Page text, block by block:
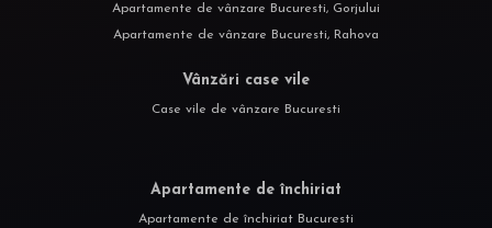
Apartamente de vânzare Bucuresti, Gorjului
Apartamente de vânzare Bucuresti, Rahova
Vânzări case vile
Case vile de vânzare Bucuresti
Apartamente de închiriat
Apartamente de închiriat Bucuresti